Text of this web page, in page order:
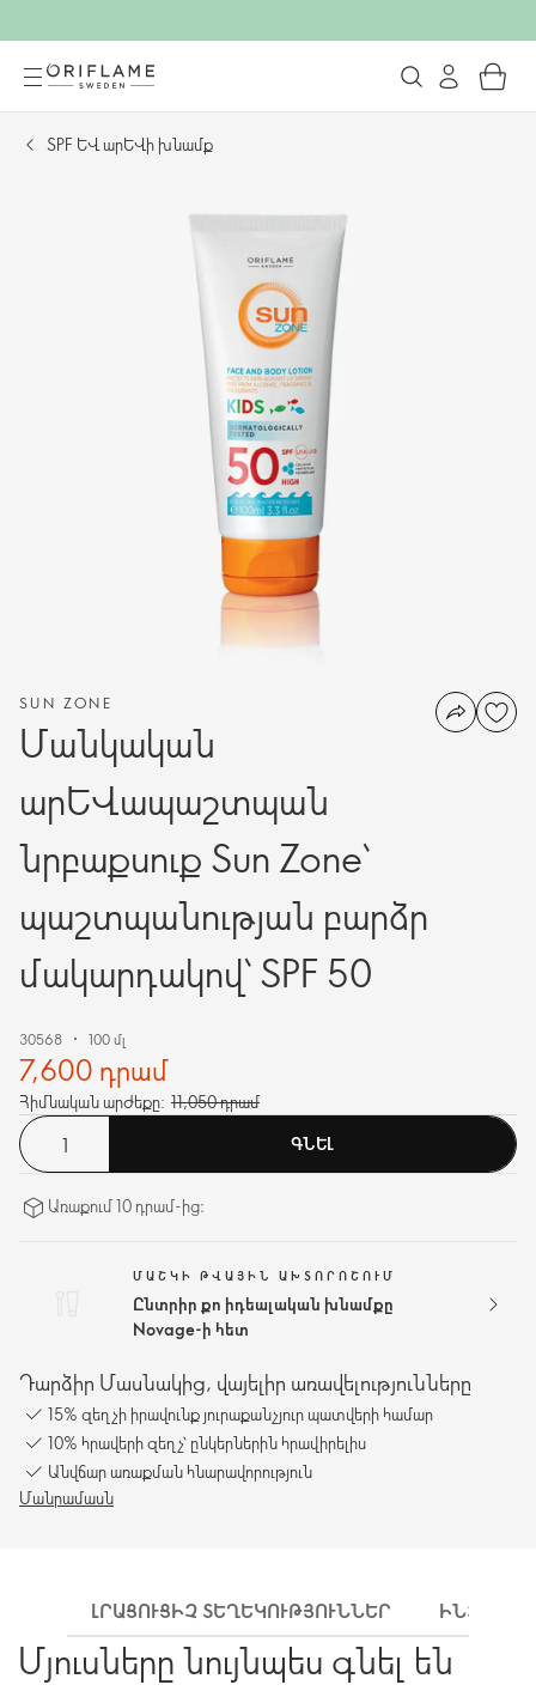
SPF և արևի խնամք
SUN ZONE
Մանկական
արևապաշտպան
նրբաքսուք Sun Zone՝
պաշտպանության բարձր
մակարդակով՝ SPF 50
30568 100 մլ
7,600 դրամ
Հիմնական արժեքը: 11,050 դրամ
ԳՆԵԼ
Առաքում 10 դրամ-ից։
ՄԱՇԿԻ ԹՎԱՅԻՆ ԱԽՏՈՐՈՇՈՒՄ
Ընտրիր քո իդեալական խնամքը
Novage-ի հետ
Դարձիր Մասնակից, վայելիր առավելությունները
15% զեղչի իրավունք յուրաքանչյուր պատվերի համար
10% հրավերի զեղչ՝ ընկերներին հրավիրելիս
Անվճար առաքման հնարավորություն
Մանրամասն
ԼՐԱՑՈՒՑԻՉ ՏԵՂԵԿՈՒԹՅՈՒՆՆԵՐ ԻՆՉՊԵՍ
Մյուսները նույնպես գնել են